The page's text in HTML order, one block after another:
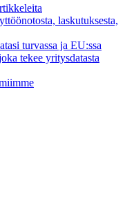
laskutuksesta,
turvassa ja EU:ssa
tekee yritysdatasta